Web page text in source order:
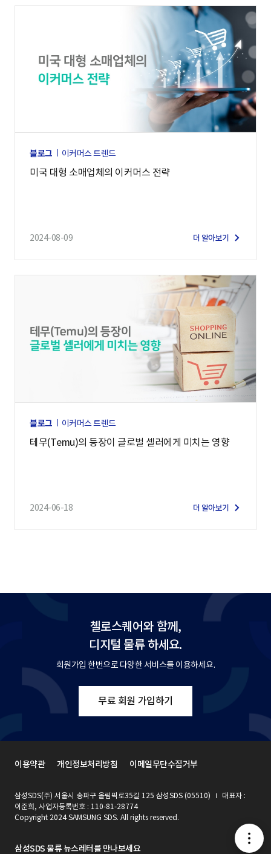
메
블로그 이커머스 트렌드
미국 대형 소매업체의 이커머스 전략
2024-08-09 더 알아보기
블로그 이커머스 트렌드
테무(Temu)의 등장이 글로벌 셀러에게 미치는 영향
2024-06-18 더 알아보기
첼로스퀘어와 함께,
디지털 물류 하세요.
회원가입 한번으로 다양한 서비스를 이용하세요.
무료 회원 가입하기
삼성SDS 물류 뉴스레터를 만나보세요
삼성SDS(주) 서울시 송파구 올림픽로35길 125 삼성SDS (05510)
대표자 :
이준희, 사업자등록번호 : 110-81-28774
Copyright 2024 SAMSUNG SDS. All rights reserved.
이용약관 개인정보처리방침 이메일무단수집거부